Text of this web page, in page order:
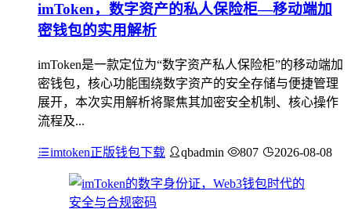
imToken，数字资产的私人保险柜—移动端加
密钱包的实用解析
imToken是一款定位为“数字资产私人保险柜”的移动端加
密钱包，核心功能围绕数字资产的安全存储与便捷管理
展开，本次实用解析将聚焦其加密安全机制、核心操作
流程及...
imtoken正版钱包下载 qbadmin 807 2026-08-08